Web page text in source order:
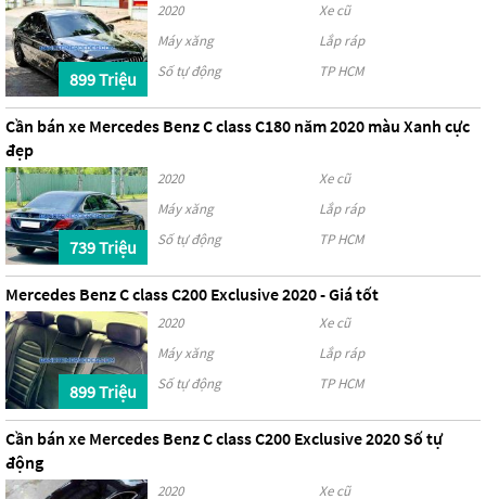
899 Triệu
2020
Xe cũ
Máy xăng
Lắp ráp
Số tự động
TP HCM
Cần bán xe Mercedes Benz C class C180 năm 2020 màu Xanh cực
đẹp
739 Triệu
2020
Xe cũ
Máy xăng
Lắp ráp
Số tự động
TP HCM
Mercedes Benz C class C200 Exclusive 2020 - Giá tốt
899 Triệu
2020
Xe cũ
Máy xăng
Lắp ráp
Số tự động
TP HCM
Cần bán xe Mercedes Benz C class C200 Exclusive 2020 Số tự
động
2020 Xe cũ